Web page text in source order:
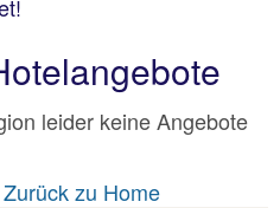
leider keine Angebote
Zurück zu Home